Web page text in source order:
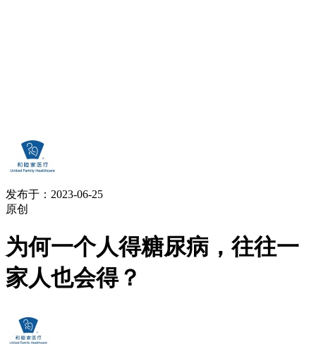
发布于：2023-06-25
原创
为何一个人得糖尿病，往往一
家人也会得？